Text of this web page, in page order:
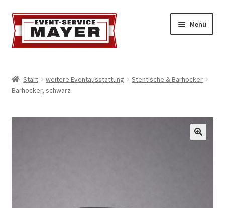
Menü
Event-Service
Standort & Öffnungszeiten
Start weitere Eventausstattung
Stehtische & Barhocker
Barhocker, schwarz